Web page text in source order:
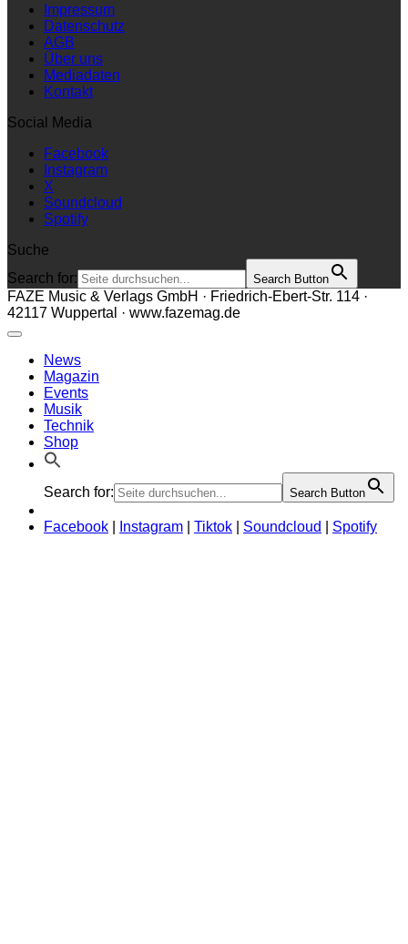
Impressum
Datenschutz
AGB
Über uns
Mediadaten
Kontakt
Social Media
Facebook
Instagram
X
Soundcloud
Spotify
Suche
Search for:
Search Button
FAZE Music & Verlags GmbH · Friedrich-Ebert-Str. 114 ·
42117 Wuppertal · www.fazemag.de
News
Magazin
Events
Musik
Technik
Shop
Search for: Search Button
Facebook Instagram Tiktok Soundcloud Spotify